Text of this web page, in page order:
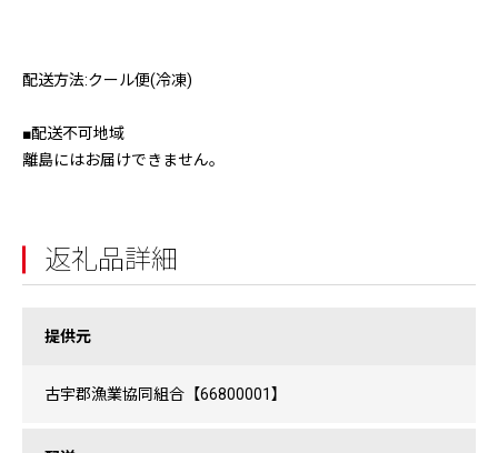
配送方法:クール便(冷凍)
■配送不可地域
離島にはお届けできません。
返礼品詳細
提供元
古宇郡漁業協同組合【66800001】